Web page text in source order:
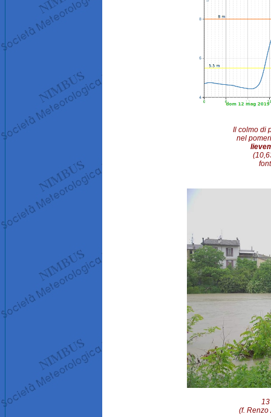
Il colmo di
nel
13
(f.